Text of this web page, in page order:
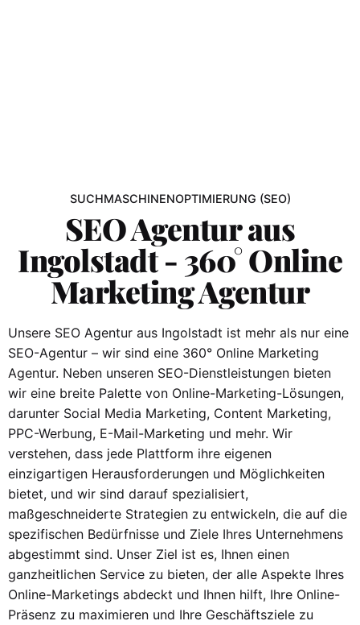
SUCHMASCHINENOPTIMIERUNG (SEO)
SEO Agentur aus
Ingolstadt - 360° Online
Marketing Agentur
Unsere SEO Agentur aus Ingolstadt ist mehr als nur eine
SEO-Agentur – wir sind eine 360° Online Marketing
Agentur. Neben unseren SEO-Dienstleistungen bieten
wir eine breite Palette von Online-Marketing-Lösungen,
darunter Social Media Marketing, Content Marketing,
PPC-Werbung, E-Mail-Marketing und mehr. Wir
verstehen, dass jede Plattform ihre eigenen
einzigartigen Herausforderungen und Möglichkeiten
bietet, und wir sind darauf spezialisiert,
maßgeschneiderte Strategien zu entwickeln, die auf die
spezifischen Bedürfnisse und Ziele Ihres Unternehmens
abgestimmt sind. Unser Ziel ist es, Ihnen einen
ganzheitlichen Service zu bieten, der alle Aspekte Ihres
Online-Marketings abdeckt und Ihnen hilft, Ihre Online-
Präsenz zu maximieren und Ihre Geschäftsziele zu